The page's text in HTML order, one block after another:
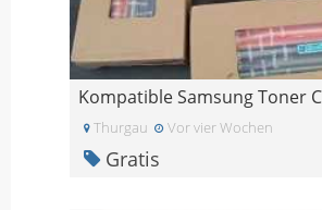
Thurgau Vor vier Wochen
Gratis